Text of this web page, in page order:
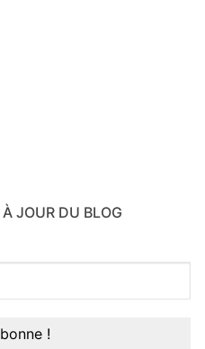
JOUR DU BLOG